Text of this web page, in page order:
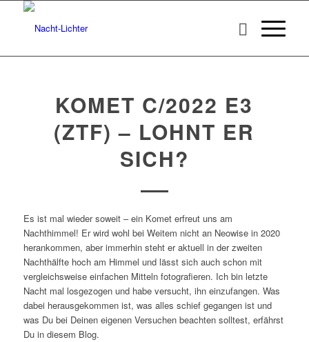
KOMET C/2022 E3
(ZTF) – LOHNT ER
SICH?
Es ist mal wieder soweit – ein Komet erfreut uns am
Nachthimmel! Er wird wohl bei Weitem nicht an Neowise in 2020
herankommen, aber immerhin steht er aktuell in der zweiten
Nachthälfte hoch am Himmel und lässt sich auch schon mit
vergleichsweise einfachen Mitteln fotografieren. Ich bin letzte
Nacht mal losgezogen und habe versucht, ihn einzufangen. Was
dabei herausgekommen ist, was alles schief gegangen ist und
was Du bei Deinen eigenen Versuchen beachten solltest, erfährst
Du in diesem Blog.